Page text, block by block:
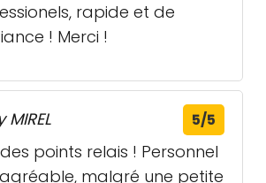
rapide et de
! Merci !
5/5
points relais ! Personnel
malgré une petite